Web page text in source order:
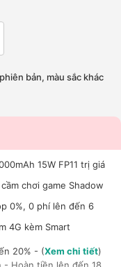
bản, màu sắc khác
15W FP11 trị giá
chơi game Shadow
0%, 0 phí lên đến 6
4G kèm Smart
20% - (Xem chi tiết)